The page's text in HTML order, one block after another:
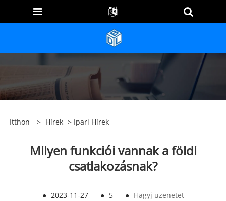
Itthon > Hírek > Ipari Hírek
Milyen funkciói vannak a földi
csatlakozásnak?
● 2023-11-27 ● 5 ● Hagyj üzenetet